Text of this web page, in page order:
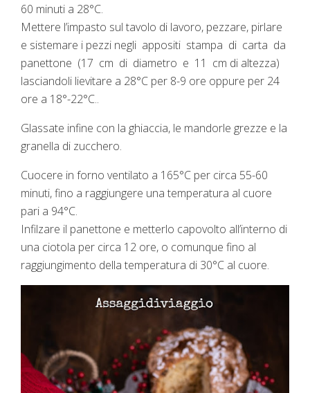
60 minuti a 28°C.
Mettere l’impasto sul tavolo di lavoro, pezzare, pirlare
e sistemare i pezzi negli appositi stampa di carta da
panettone (17 cm di diametro e 11 cm di altezza)
lasciandoli lievitare a 28°C per 8-9 ore oppure per 24
ore a 18°-22°C..
Glassate infine con la ghiaccia, le mandorle grezze e la
granella di zucchero.
Cuocere in forno ventilato a 165°C per circa 55-60
minuti, fino a raggiungere una temperatura al cuore
pari a 94°C.
Infilzare il panettone e metterlo capovolto all’interno di
una ciotola per circa 12 ore, o comunque fino al
raggiungimento della temperatura di 30°C al cuore.